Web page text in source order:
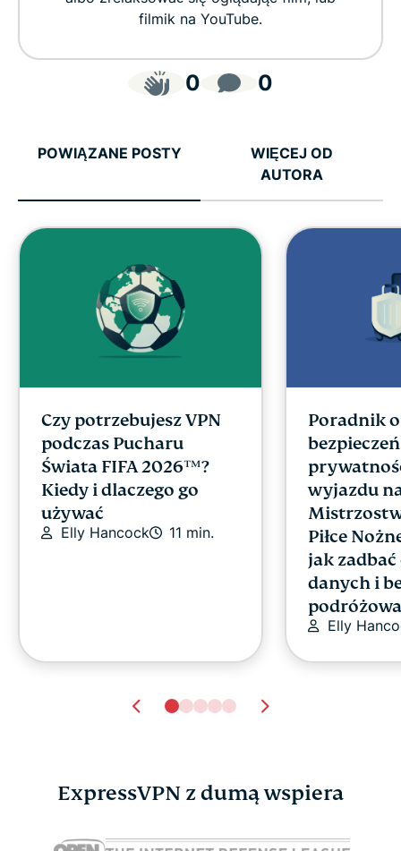
filmik na YouTube.
0 0
POWIĄZANE POSTY
WIĘCEJ OD
AUTORA
Czy potrzebujesz VPN
podczas Pucharu
Świata FIFA 2026™?
Kiedy i dlaczego go
używać
Elly Hancock 11 min.
Poradnik o
wyjazdu
Piłce
jak
danych i
Elly
ExpressVPN z dumą wspiera